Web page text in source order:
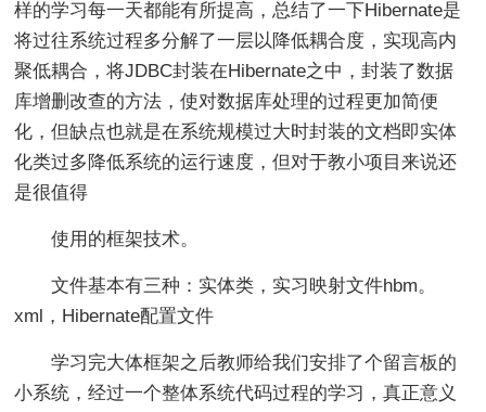
样的学习每一天都能有所提高，总结了一下Hibernate是
将过往系统过程多分解了一层以降低耦合度，实现高内
聚低耦合，将JDBC封装在Hibernate之中，封装了数据
库增删改查的方法，使对数据库处理的过程更加简便
化，但缺点也就是在系统规模过大时封装的文档即实体
化类过多降低系统的运行速度，但对于教小项目来说还
是很值得
使用的框架技术。
文件基本有三种：实体类，实习映射文件hbm。
xml，Hibernate配置文件
学习完大体框架之后教师给我们安排了个留言板的
小系统，经过一个整体系统代码过程的学习，真正意义